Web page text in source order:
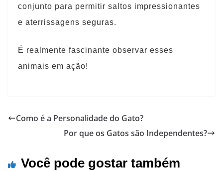
conjunto para permitir saltos impressionantes
e aterrissagens seguras.
É realmente fascinante observar esses
animais em ação!
Como é a Personalidade do Gato?
Por que os Gatos são Independentes?
Você pode gostar também